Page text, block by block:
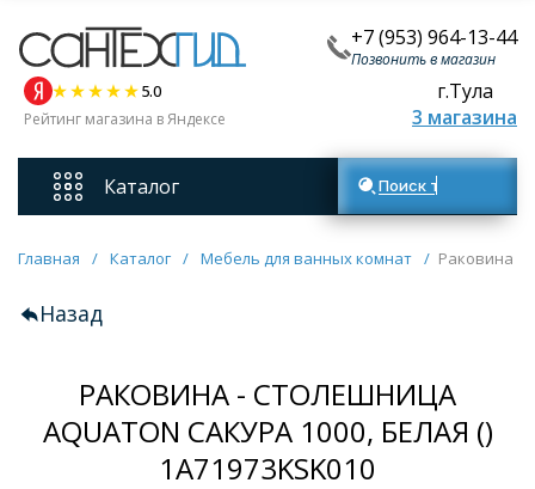
+7 (953) 964-13-44
Позвонить в магазин
5.0
Рейтинг магазина в Яндексе
г.Тула
3 магазина
Каталог
Смесители
Унитазы
Мебель для ванных комнат
Поиск товаров
Главная / Каталог / Мебель для ванных комнат / Раковина -
Назад
РАКОВИНА - СТОЛЕШНИЦА
AQUATON САКУРА 1000, БЕЛАЯ ()
1A71973KSK010